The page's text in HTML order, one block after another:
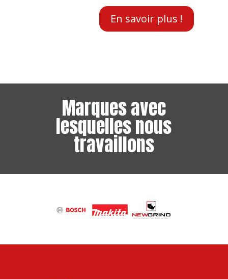
En savoir plus !
Marques avec
lesquelles nous
travaillons